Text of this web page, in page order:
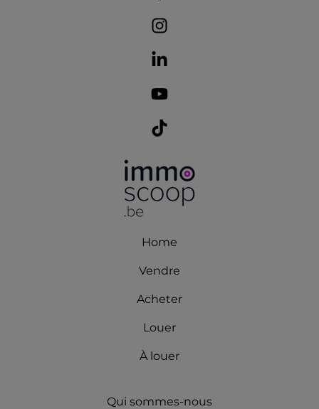
Home
Vendre
Acheter
Louer
À louer
Qui sommes-nous